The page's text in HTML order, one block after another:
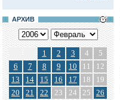
АРХИВ
1 2 3 4
5
6
7 8 9 10 11
12
13
14 15 16 17 18
19
20
21 22 23 24 25
26